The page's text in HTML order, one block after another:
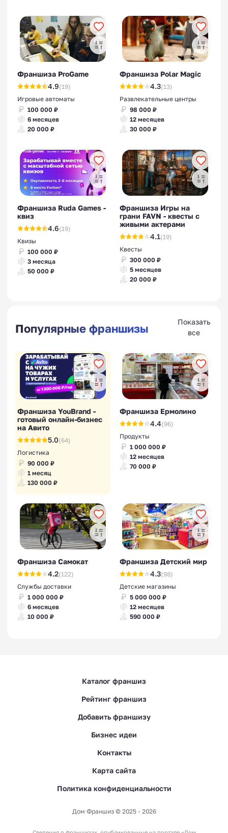
Франшиза ProGame
4.9(19)
Игровые автоматы
100 000 ₽
6 месяцев
20 000 ₽
Франшиза Polar Magic
4.3(13)
Развлекательные центры
98 000 ₽
12 месяцев
30 000 ₽
Франшиза Ruda Games -
квиз
4.6(19)
Квизы
100 000 ₽
3 месяца
50 000 ₽
Франшиза Игры на
грани FAVN - квесты с
живыми актерами
4.1(19)
Квесты
300 000 ₽
5 месяцев
20 000 ₽
Популярные франшизы
Показать
все
Франшиза YouBrand -
готовый онлайн-бизнес
на Авито
5.0(64)
Логистика
90 000 ₽
1 месяц
130 000 ₽
Франшиза Ермолино
4.4(96)
Продукты
1 000 000 ₽
12 месяцев
70 000 ₽
Франшиза Самокат
4.2(122)
Службы доставки
1 000 000 ₽
6 месяцев
10 000 ₽
Франшиза Детский мир
4.3(98)
Детские магазины
5 000 000 ₽
12 месяцев
590 000 ₽
Каталог франшиз
Рейтинг франшиз
Добавить франшизу
Бизнес идеи
Контакты
Карта сайта
Политика конфиденциальности
Дом Франшиз © 2025 - 2026